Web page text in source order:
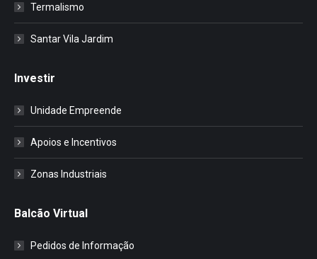
Termalismo
Santar Vila Jardim
Investir
Unidade Empreende
Apoios e Incentivos
Zonas Industriais
Balcão Virtual
Pedidos de Informação